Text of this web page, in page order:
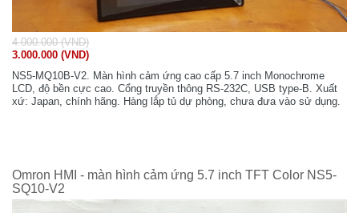
4.000.000 (VND)
3.000.000 (VND)
NS5-MQ10B-V2. Màn hình cảm ứng cao cấp 5.7 inch Monochrome
LCD, độ bền cực cao. Cổng truyền thông RS-232C, USB type-B. Xuất
xứ: Japan, chính hãng. Hàng lắp tủ dự phòng, chưa đưa vào sử dụng.
Omron HMI - màn hình cảm ứng 5.7 inch TFT Color NS5-
SQ10-V2